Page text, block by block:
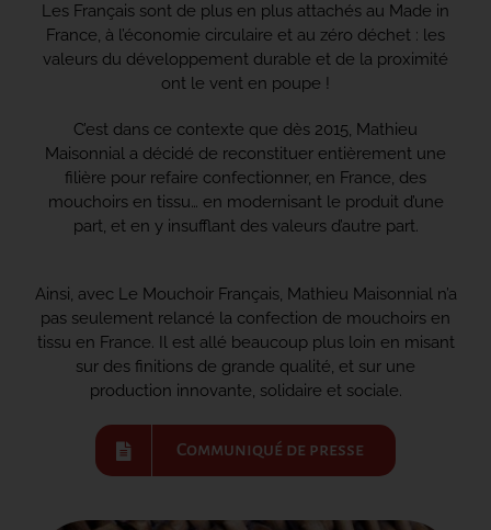
COLLECTIONS
PRO
PRESSE
CONTACT
Les Français sont de plus en plus attachés au Made in
France, à l’économie circulaire et au zéro déchet : les
valeurs du développement durable et de la proximité
ont le vent en poupe !
C’est dans ce contexte que dès 2015, Mathieu
Maisonnial a décidé de reconstituer entièrement une
filière pour refaire confectionner, en France, des
mouchoirs en tissu… en modernisant le produit d’une
part, et en y insufflant des valeurs d’autre part.
Ainsi, avec Le Mouchoir Français, Mathieu Maisonnial n’a
pas seulement relancé la confection de mouchoirs en
tissu en France. Il est allé beaucoup plus loin en misant
sur des finitions de grande qualité, et sur une
production innovante, solidaire et sociale.
Communiqué de presse